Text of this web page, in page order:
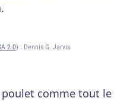
2.0) : Dennis G. Jarvis
comme tout le